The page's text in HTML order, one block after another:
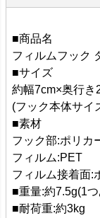
■商品名
フィルムフック
■サイズ
約幅7cm×奥行き
(フック本体サイ
■素材
フック部:ポリカ
フィルム:PET
フィルム接着面:
■重量:約7.5g(1
■耐荷重:約3kg